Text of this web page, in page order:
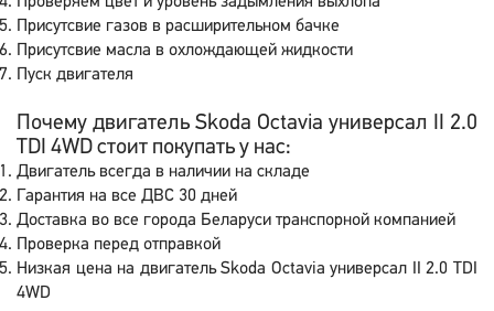
Присутсвие газов в расширительном бачке
Присутсвие масла в охлождающей жидкости
Пуск двигателя
Почему двигатель Skoda Octavia универсал II 2.0
TDI 4WD стоит покупать у нас:
Двигатель всегда в наличии на складе
Гарантия на все ДВС 30 дней
Доставка во все города Беларуси транспорной компанией
Проверка перед отправкой
Низкая цена на двигатель Skoda Octavia универсал II 2.0 TDI
4WD